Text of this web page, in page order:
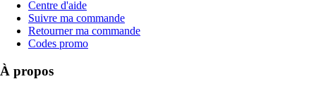
Centre d'aide
Suivre ma commande
Retourner ma commande
Codes promo
À propos